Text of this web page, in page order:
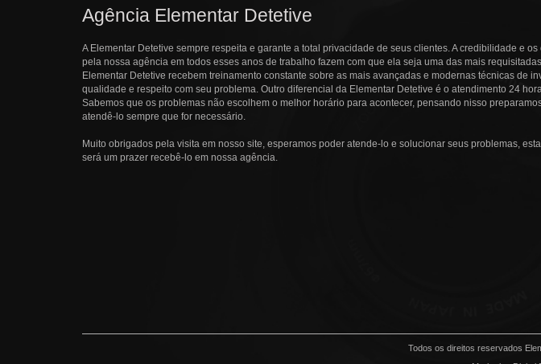
Agência Elementar Detetive
A Elementar Detetive sempre respeita e garante a total privacidade de seus clientes. A credibilidade e
pela nossa agência em todos esses anos de trabalho fazem com que ela seja uma das mais
Elementar Detetive recebem treinamento constante sobre as mais avançadas e modernas técnicas de
qualidade e respeito com seu problema. Outro diferencial da Elementar Detetive é o atendimento 24
Sabemos que os problemas não escolhem o melhor horário para acontecer, pensando nisso
atendê-lo sempre que for necessário.
Muito obrigados pela visita em nosso site, esperamos poder atende-lo e solucionar seus problemas,
será um prazer recebê-lo em nossa agência.
Todos os direitos reservados